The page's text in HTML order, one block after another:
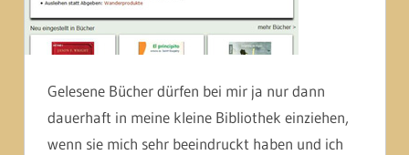
Gelesene Bücher dürfen bei mir ja nur dann
dauerhaft in meine kleine Bibliothek einziehen,
wenn sie mich sehr beeindruckt haben und ich